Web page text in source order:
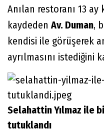
Anılan restoranı 13
kaydeden Av. Duman,
kendisi ile görüşerek
ayrılmasını istediğini
Selahattin Yılmaz ile
tutuklandı